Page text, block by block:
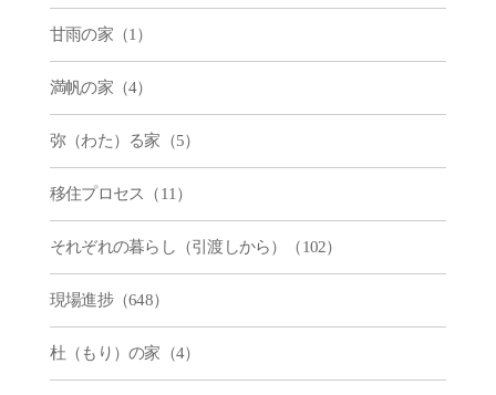
甘雨の家（1）
満帆の家（4）
弥（わた）る家（5）
移住プロセス（11）
それぞれの暮らし（引渡しから）（102）
現場進捗（648）
杜（もり）の家（4）